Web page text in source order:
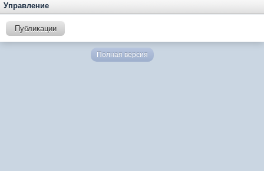
Управление
Публикации
Полная версия